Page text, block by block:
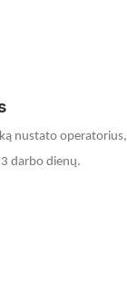
nustato operatorius,
darbo dienų.